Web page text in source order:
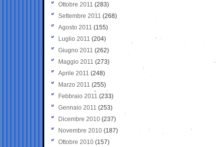
Ottobre 2011 (283)
Settembre 2011 (268)
Agosto 2011 (155)
Luglio 2011 (204)
Giugno 2011 (262)
Maggio 2011 (273)
Aprile 2011 (248)
Marzo 2011 (255)
Febbraio 2011 (233)
Gennaio 2011 (253)
Dicembre 2010 (237)
Novembre 2010 (187)
Ottobre 2010 (157)